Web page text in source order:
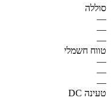
סוללה
—
—
—
טווח חשמלי
—
—
—
טעינה DC